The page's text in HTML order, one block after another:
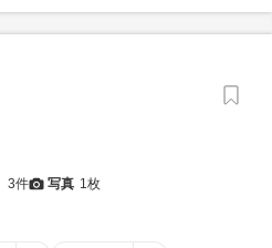
3件 写真 1枚